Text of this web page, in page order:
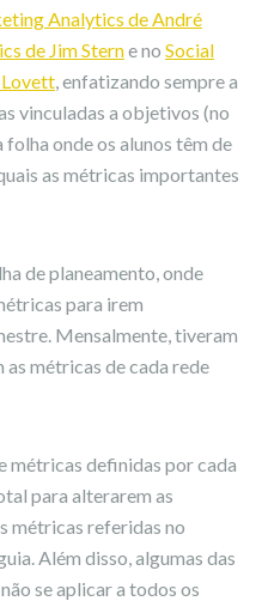
Analytics de André
de Jim Sterne no Social
, enfatizando sempre a
vinculadas a objetivos (no
onde os alunos têm de
as métricas importantes
de planeamento, onde
para irem
Mensalmente, tiveram
as métricas de cada rede
métricas definidas por cada
para alterarem as
métricas referidas no
Além disso, algumas das
se aplicar a todos os